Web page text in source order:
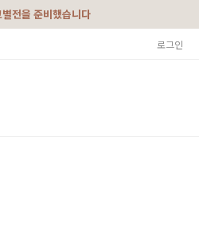
전을 준비했습니다
로그인